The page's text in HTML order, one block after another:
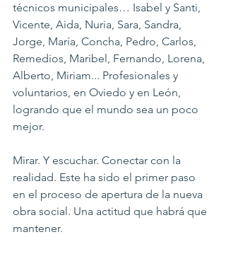
técnicos municipales… Isabel y Santi,
Vicente, Aida, Nuria, Sara, Sandra,
Jorge, María, Concha, Pedro, Carlos,
Remedios, Maribel, Fernando, Lorena,
Alberto, Miriam... Profesionales y
voluntarios, en Oviedo y en León,
logrando que el mundo sea un poco
mejor.
Mirar. Y escuchar. Conectar con la
realidad. Este ha sido el primer paso
en el proceso de apertura de la nueva
obra social. Una actitud que habrá que
mantener.